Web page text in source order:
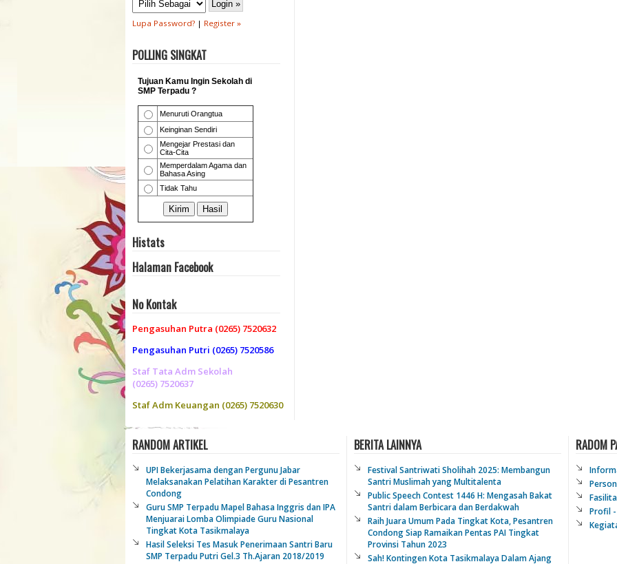
Lupa Password? | Register »
POLLING SINGKAT
Histats
Halaman Facebook
No Kontak
Pengasuhan Putra (0265) 7520632
Pengasuhan Putri (0265) 7520586
Staf Tata Adm Sekolah
(0265) 7520637
Staf Adm Keuangan (0265) 7520630
RANDOM ARTIKEL
UPI Bekerjasama dengan Pergunu Jabar
Melaksanakan Pelatihan Karakter di Pesantren
Condong
Guru SMP Terpadu Mapel Bahasa Inggris dan IPA
Menjuarai Lomba Olimpiade Guru Nasional
Tingkat Kota Tasikmalaya
Hasil Seleksi Tes Masuk Penerimaan Santri Baru
SMP Terpadu Putri Gel.3 Th.Ajaran 2018/2019
BERITA LAINNYA
Festival Santriwati Sholihah 2025: Membangun
Santri Muslimah yang Multitalenta
Public Speech Contest 1446 H: Mengasah Bakat
Santri dalam Berbicara dan Berdakwah
Raih Juara Umum Pada Tingkat Kota, Pesantren
Condong Siap Ramaikan Pentas PAI Tingkat
Provinsi Tahun 2023
Sah! Kontingen Kota Tasikmalaya Dalam Ajang
RADOM
Profil